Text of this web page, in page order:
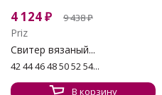
4 124₽ 9 438₽
Priz
Свитер вязаный...
42 44 46 48 50 52 54...
В корзину